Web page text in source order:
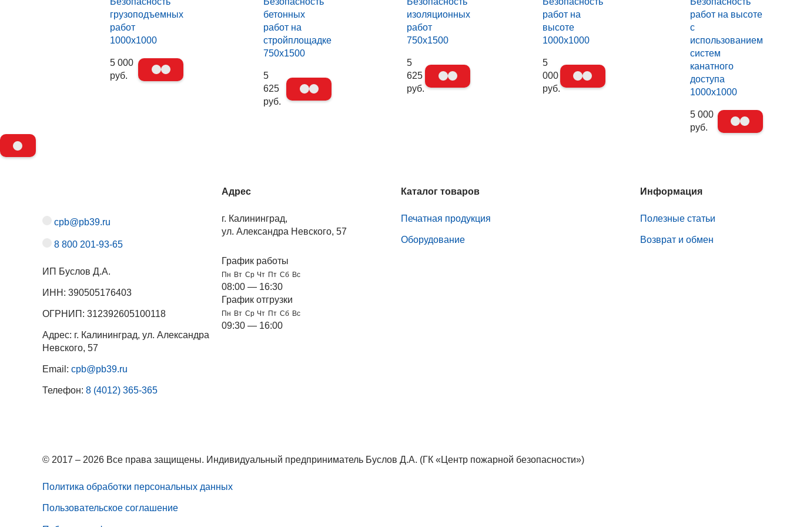
грузоподъемных
работ
1000х1000
5 000
руб.
бетонных
работ на
стройплощадке
750х1500
5
625
руб.
изоляционных
работ
750х1500
5
625
руб.
работ на
высоте
1000х1000
5
000
руб.
работ на высоте
с
использованием
систем
канатного
доступа
1000х1000
5 000
руб.
cpb@pb39.ru
8 800 201-93-65
ИП Буслов Д.А.
ИНН: 390505176403
ОГРНИП: 312392605100118
Адрес: г. Калининград, ул. Александра
Невского, 57
Email: cpb@pb39.ru
Телефон: 8 (4012) 365-365
Адрес
г. Калининград,
ул. Александра Невского, 57
График работы
Пн Вт Ср Чт Пт Сб Вс
08:00 — 16:30
График отгрузки
Пн Вт Ср Чт Пт Сб Вс
09:30 — 16:00
Каталог товаров
Печатная продукция
Оборудование
Информация
Полезные статьи
Возврат и обмен
© 2017 – 2026 Все права защищены. Индивидуальный предприниматель Буслов Д.А. (ГК «Центр пожарной безопасности»)
Политика обработки персональных данных
Пользовательское соглашение